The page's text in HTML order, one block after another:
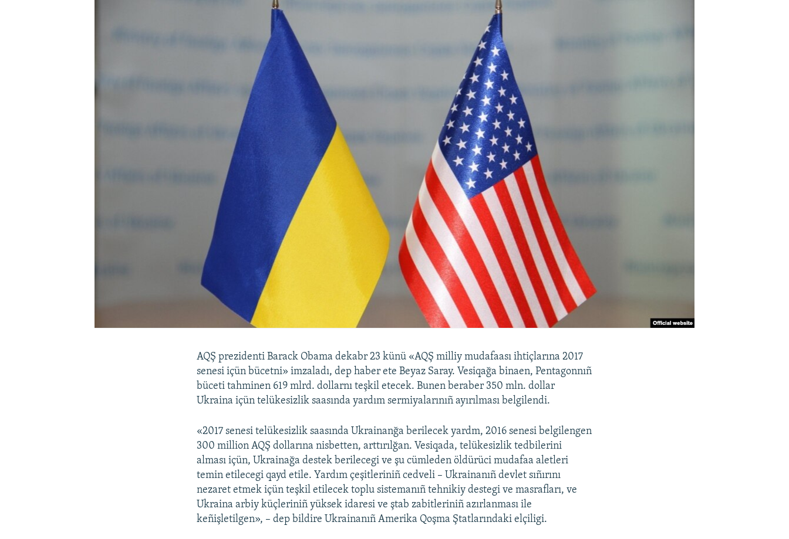
AQŞ prezidenti Barack Obama dekabr 23 künü «AQŞ milliy mudafaası ihtiçlarına 2017
senesi içün bücetni» imzaladı, dep haber ete Beyaz Saray. Vesiqağa binaen, Pentagonnıñ
büceti tahminen 619 mlrd. dollarnı teşkil etecek. Bunen beraber 350 mln. dollar
Ukraina içün telükesizlik saasında yardım sermiyalarınıñ ayırılması belgilendi.
«2017 senesi telükesizlik saasında Ukrainanğa berilecek yardm, 2016 senesi belgilengen
300 million AQŞ dollarına nisbetten, arttırılğan. Vesiqada, telükesizlik tedbilerini
alması içün, Ukrainağa destek berilecegi ve şu cümleden öldürüci mudafaa aletleri
temin etilecegi qayd etile. Yardım çeşitleriniñ cedveli – Ukrainanıñ devlet sıñırını
nezaret etmek içün teşkil etilecek toplu sistemanıñ tehnikiy destegi ve masrafları, ve
Ukraina arbiy küçleriniñ yüksek idaresi ve ştab zabitleriniñ azırlanması ile
keñişletilgen», – dep bildire Ukrainanıñ Amerika Qoşma Ştatlarındaki elçiligi.